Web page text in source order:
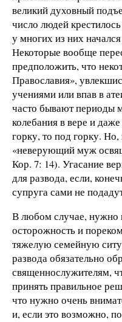
великий духовный
число людей
у многих из них
Некоторые вообще
предположить, что
Православия»,
учениями или впав в
часто бывают периоды
колебания в вере и
горку, то под горку.
«неверующий муж
Кор. 7: 14). Угасание
для развода, если,
супруга сами не
В любом случае, нужно
осторожность и
тяжелую семейную
развода обязательно
священнослужителям,
принять правильное
что нужно очень
и, если это возможно,